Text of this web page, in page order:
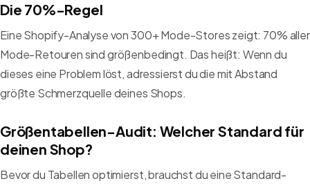
Die 70%-Regel
Eine Shopify-Analyse von 300+ Mode-Stores zeigt: 70% aller
Mode-Retouren sind größenbedingt. Das heißt: Wenn du
dieses eine Problem löst, adressierst du die mit Abstand
größte Schmerzquelle deines Shops.
Größentabellen-Audit: Welcher Standard für
deinen Shop?
Bevor du Tabellen optimierst, brauchst du eine Standard-